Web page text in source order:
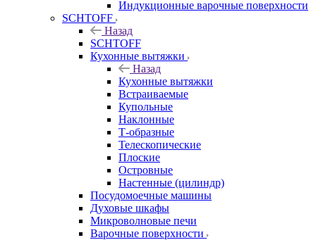
Индукционные варочные поверхности
SCHTOFF
Назад
SCHTOFF
Кухонные вытяжки
Назад
Кухонные вытяжки
Встраиваемые
Купольные
Наклонные
Т-образные
Телескопические
Плоские
Островные
Настенные (цилиндр)
Посудомоечные машины
Духовые шкафы
Микроволновые печи
Варочные поверхности